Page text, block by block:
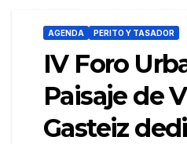
AGENDA PERITO Y TASADOR
IV Foro
Paisaje de
Gasteiz